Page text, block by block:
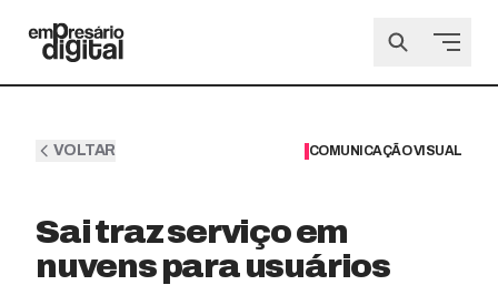
VOLTAR COMUNICAÇÃO VISUAL
Sai traz serviço em
nuvens para usuários